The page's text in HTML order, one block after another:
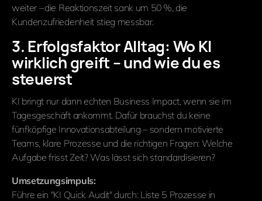
weiter – die Reaktionszeit sank um 50 %, die
Kundenzufriedenheit stieg messbar.
3. Erfolgsfaktor Alltag: Wo KI
wirklich greift – und wie du es
steuerst
KI bringt nur dann echten Business Impact, wenn sie im
Tagesgeschäft ankommt. Dafür brauchst du keine
fünfköpfige Innovationsabteilung – sondern motivierte
Teams, klare Prozesse und die richtigen Fragen: Welche
Aufgabe frisst Zeit? Was lässt sich standardisieren?
Umsetzungsimpuls:
Führe ein "KI Quick Audit" durch: Liste 5 Prozesse in